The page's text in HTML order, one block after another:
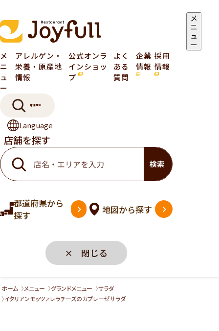
メ
ニ
ュ
ー
メ
ニ
ュ
ー
アレルゲン・
栄養・原産地
情報
公式オンラ
インショッ
プ
よく
ある
質問
企業
情報
採用
情報
店舗検索
Language
店舗を探す
検索
都道府県から
探す
地図から探す
✕ 閉じる
ホーム メニュー グランドメニュー
サラダ
イタリアンモッツァレラチーズのカプレーゼサラダ